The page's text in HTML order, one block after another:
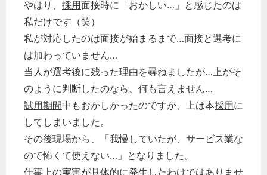
やはり、 採用面接時に「おかしい…」と感じたのは
私だけです（笑）
私が対応したのは面接が始まるまで…面接と選考に
は加わっていません…
当人が選考後に残った理由を尋ねましたが…上がそ
のように判断したのなら、何も言えません…
試用期間中もおかしかったのですが、上は本採用に
してしまいました。
その後現場から、「我慢していたが、サービス業な
ので怖くて使えない…」となりました。
仕事上の実害が具体的に発生したわけではありませ